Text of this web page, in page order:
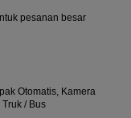
pesanan besar
Otomatis, Kamera
/ Bus